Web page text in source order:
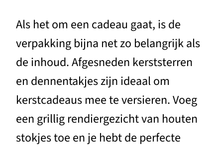
Als het om een cadeau gaat, is de
verpakking bijna net zo belangrijk als
de inhoud. Afgesneden kerststerren
en dennentakjes zijn ideaal om
kerstcadeaus mee te versieren. Voeg
een grillig rendiergezicht van houten
stokjes toe en je hebt de perfecte